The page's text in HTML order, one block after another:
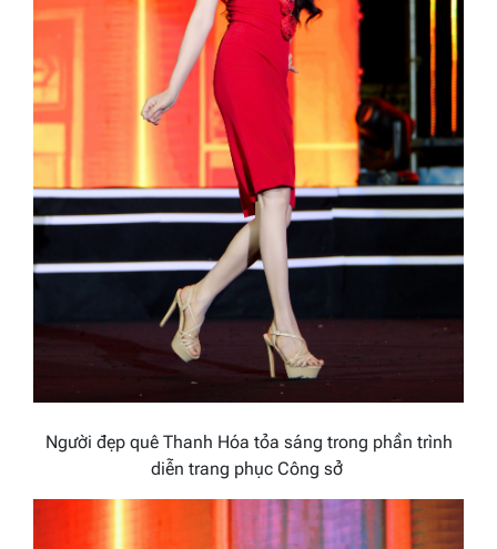
Người đẹp quê Thanh Hóa tỏa sáng trong phần trình
diễn trang phục Công sở